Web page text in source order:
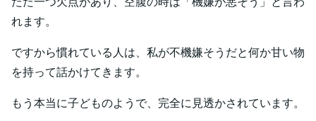
れます。
ですから慣れている人は、私が不機嫌そうだと何か甘い物
を持って話かけてきます。
もう本当に子どものようで、完全に見透かされています。